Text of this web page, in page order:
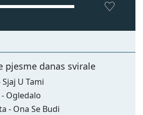
pjesme danas svirale
U Tami
- Ogledalo
- Ona Se Budi